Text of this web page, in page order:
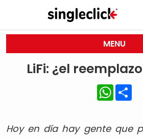
MENU
LiFi: ¿el
Hoy en día hay gente que